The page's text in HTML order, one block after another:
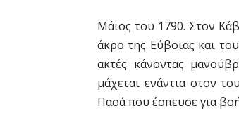
Μάιος του 1790. Στον
άκρο της Εύβοιας και
ακτές κάνοντας
μάχεται ενάντια στον
Πασά που έσπευσε για